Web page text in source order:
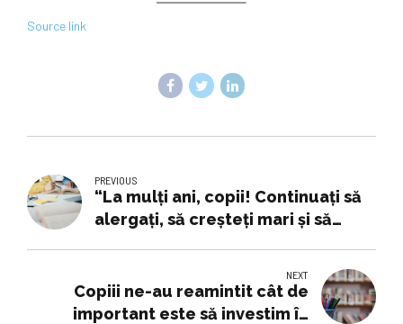
Source link
PREVIOUS
“La mulţi ani, copii! Continuați să
alergați, să creșteți mari și să
NEXT
Copiii ne-au reamintit cât de
important este să investim în